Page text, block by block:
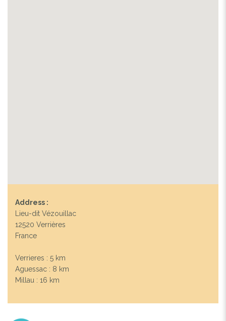
Address :
Lieu-dit Vézouillac
12520 Verrières
France
Verrieres : 5 km
Aguessac : 8 km
Millau : 16 km